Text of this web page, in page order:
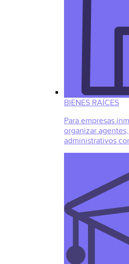
BIENES RAÍCES
Para empresas
organizar
administrativos